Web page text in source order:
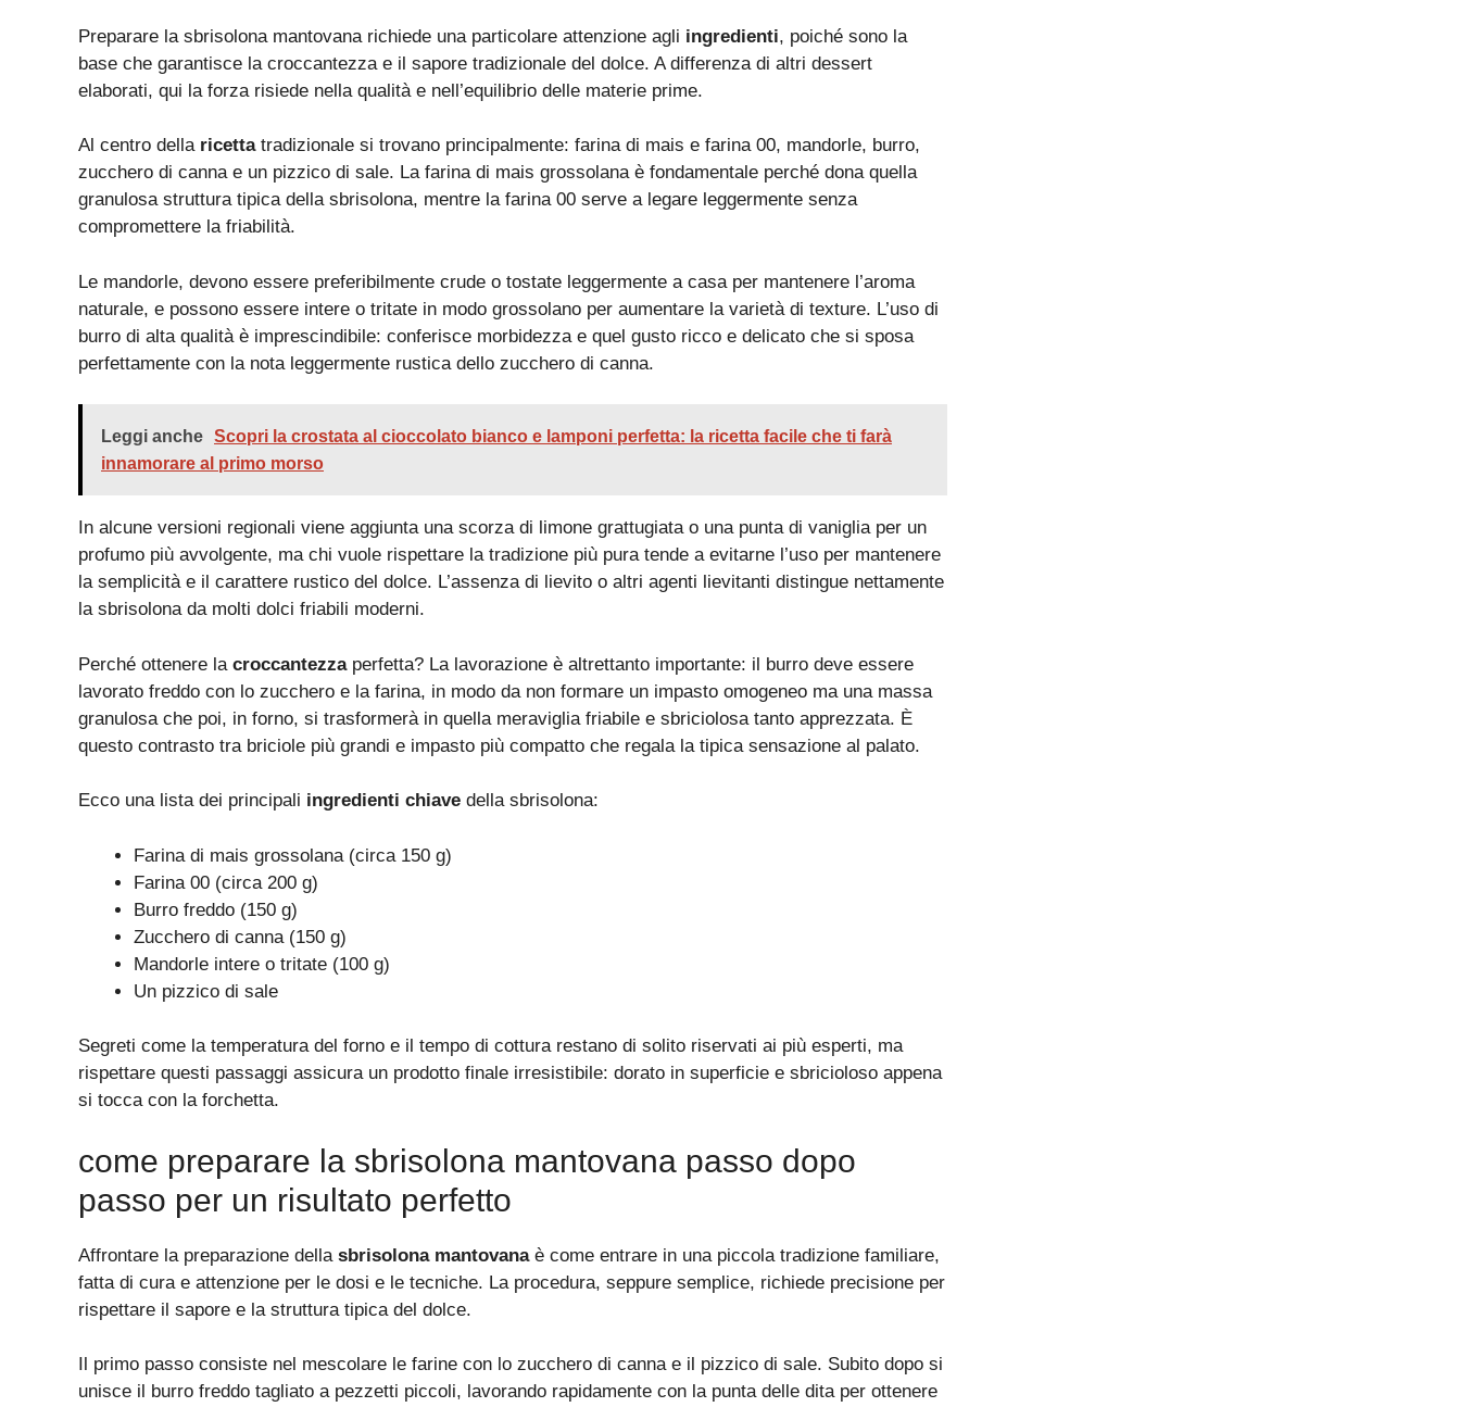
Preparare la sbrisolona mantovana richiede una particolare attenzione agli ingredienti, poiché sono la
base che garantisce la croccantezza e il sapore tradizionale del dolce. A differenza di altri dessert
elaborati, qui la forza risiede nella qualità e nell’equilibrio delle materie prime.
Al centro della ricettatradizionale si trovano principalmente: farina di mais e farina 00, mandorle, burro,
zucchero di canna e un pizzico di sale. La farina di mais grossolana è fondamentale perché dona quella
granulosa struttura tipica della sbrisolona, mentre la farina 00 serve a legare leggermente senza
compromettere la friabilità.
Le mandorle, devono essere preferibilmente crude o tostate leggermente a casa per mantenere l’aroma
naturale, e possono essere intere o tritate in modo grossolano per aumentare la varietà di texture. L’uso di
burro di alta qualità è imprescindibile: conferisce morbidezza e quel gusto ricco e delicato che si sposa
perfettamente con la nota leggermente rustica dello zucchero di canna.
Leggi anche Scopri la crostata al cioccolato bianco e lamponi perfetta: la ricetta facile che ti farà
innamorare al primo morso
In alcune versioni regionali viene aggiunta una scorza di limone grattugiata o una punta di vaniglia per un
profumo più avvolgente, ma chi vuole rispettare la tradizione più pura tende a evitarne l’uso per mantenere
la semplicità e il carattere rustico del dolce. L’assenza di lievito o altri agenti lievitanti distingue nettamente
la sbrisolona da molti dolci friabili moderni.
Perché ottenere la croccantezzaperfetta? La lavorazione è altrettanto importante: il burro deve essere
lavorato freddo con lo zucchero e la farina, in modo da non formare un impasto omogeneo ma una massa
granulosa che poi, in forno, si trasformerà in quella meraviglia friabile e sbriciolosa tanto apprezzata. È
questo contrasto tra briciole più grandi e impasto più compatto che regala la tipica sensazione al palato.
Ecco una lista dei principali ingredienti chiave della sbrisolona:
Farina di mais grossolana (circa 150 g)
Farina 00 (circa 200 g)
Burro freddo (150 g)
Zucchero di canna (150 g)
Mandorle intere o tritate (100 g)
Un pizzico di sale
Segreti come la temperatura del forno e il tempo di cottura restano di solito riservati ai più esperti, ma
rispettare questi passaggi assicura un prodotto finale irresistibile: dorato in superficie e sbricioloso appena
si tocca con la forchetta.
come preparare la sbrisolona mantovana passo dopo
passo per un risultato perfetto
Affrontare la preparazione della sbrisolona mantovanaè come entrare in una piccola tradizione familiare,
fatta di cura e attenzione per le dosi e le tecniche. La procedura, seppure semplice, richiede precisione per
rispettare il sapore e la struttura tipica del dolce.
Il primo passo consiste nel mescolare le farine con lo zucchero di canna e il pizzico di sale. Subito dopo si
unisce il burro freddo tagliato a pezzetti piccoli, lavorando rapidamente con la punta delle dita per ottenere